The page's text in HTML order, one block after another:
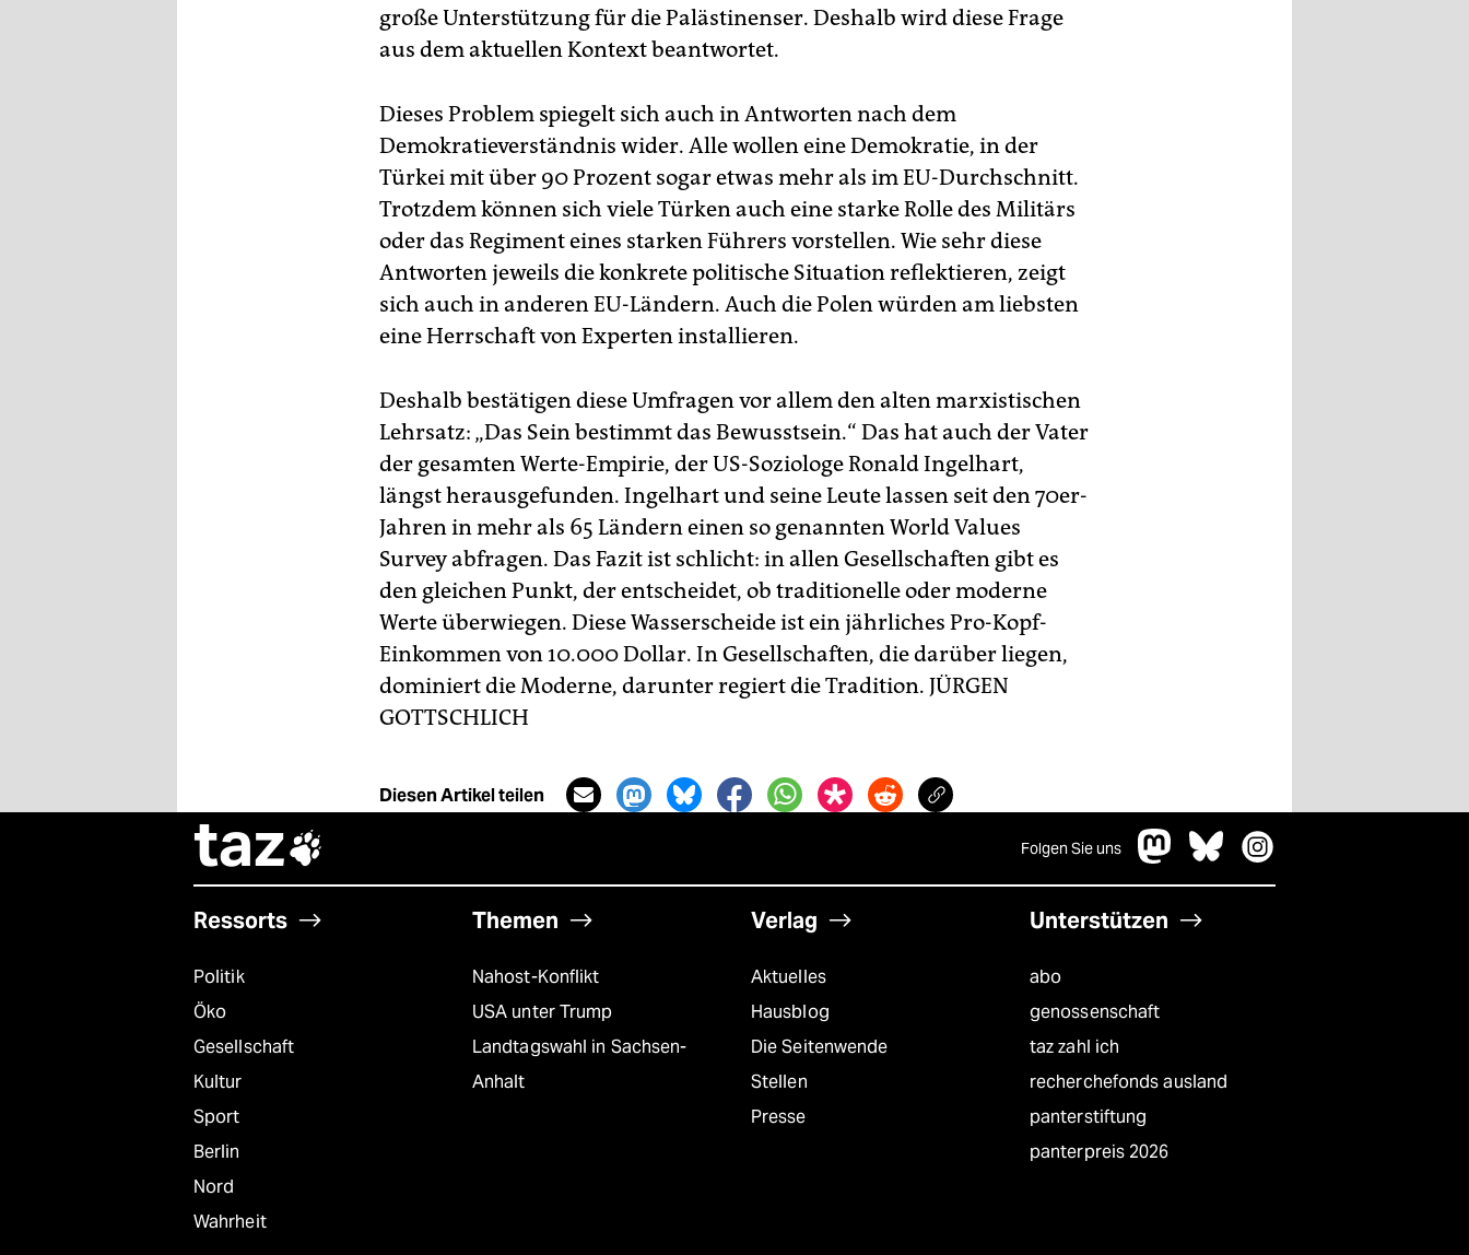
große Unterstützung für die Palästinenser. Deshalb wird diese Frage
aus dem aktuellen Kontext beantwortet.
Dieses Problem spiegelt sich auch in Antworten nach dem
Demokratieverständnis wider. Alle wollen eine Demokratie, in der
Türkei mit über 90 Prozent sogar etwas mehr als im EU-Durchschnitt.
Trotzdem können sich viele Türken auch eine starke Rolle des Militärs
oder das Regiment eines starken Führers vorstellen. Wie sehr diese
Antworten jeweils die konkrete politische Situation reflektieren, zeigt
sich auch in anderen EU-Ländern. Auch die Polen würden am liebsten
eine Herrschaft von Experten installieren.
Deshalb bestätigen diese Umfragen vor allem den alten marxistischen
Lehrsatz: „Das Sein bestimmt das Bewusstsein.“ Das hat auch der Vater
der gesamten Werte-Empirie, der US-Soziologe Ronald Ingelhart,
längst herausgefunden. Ingelhart und seine Leute lassen seit den 70er-
Jahren in mehr als 65 Ländern einen so genannten World Values
Survey abfragen. Das Fazit ist schlicht: in allen Gesellschaften gibt es
den gleichen Punkt, der entscheidet, ob traditionelle oder moderne
Werte überwiegen. Diese Wasserscheide ist ein jährliches Pro-Kopf-
Einkommen von 10.000 Dollar. In Gesellschaften, die darüber liegen,
dominiert die Moderne, darunter regiert die Tradition. JÜRGEN
GOTTSCHLICH
Diesen Artikel teilen
taz Folgen Sie uns
Ressorts
Politik
Öko
Gesellschaft
Kultur
Sport
Berlin
Nord
Wahrheit
Themen
Nahost-Konflikt
USA unter Trump
Landtagswahl in Sachsen-
Anhalt
Verlag
Aktuelles
Hausblog
Die Seitenwende
Stellen
Presse
Unterstützen
abo
genossenschaft
taz zahl ich
recherchefonds ausland
panterstiftung
panterpreis 2026